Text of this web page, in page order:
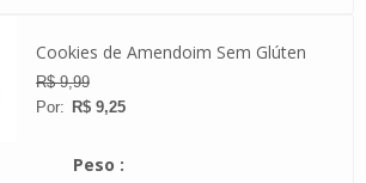
Cookies de Amendoim Sem Glúten
R$ 9,99
R$ 9,25
Peso